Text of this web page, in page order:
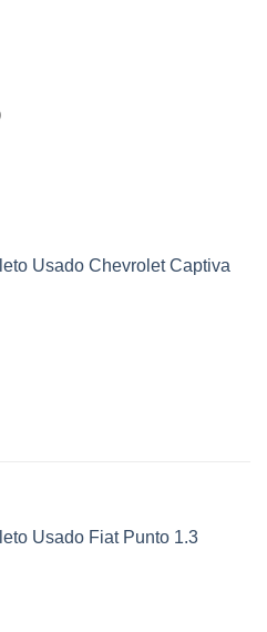
Usado Chevrolet Captiva
Usado Fiat Punto 1.3